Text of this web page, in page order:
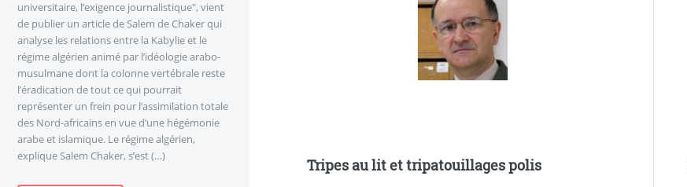
Tripes au lit et tripatouillages polis
universitaire, l’exigence journalistique", vient
de publier un article de Salem de Chaker qui
analyse les relations entre la Kabylie et le
régime algérien animé par l’idéologie arabo-
musulmane dont la colonne vertébrale reste
l’éradication de tout ce qui pourrait
représenter un frein pour l’assimilation totale
des Nord-africains en vue d’une hégémonie
arabe et islamique. Le régime algérien,
explique Salem Chaker, s’est (…)